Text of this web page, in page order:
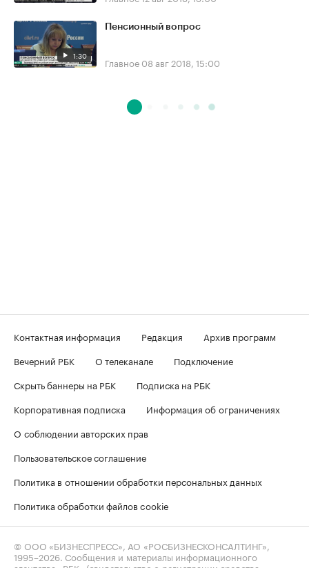
1:30
Пенсионный вопрос
Главное 08 авг 2018, 15:00
Контактная информация Редакция
Архив программ
Вечерний РБК
О телеканале
Подключение
Скрыть баннеры на РБК
Подписка на РБК
Корпоративная подписка
Информация об ограничениях
О соблюдении авторских прав
Пользовательское соглашение
Политика в отношении обработки персональных данных
Политика обработки файлов cookie
© ООО «БИЗНЕСПРЕСС», АО «РОСБИЗНЕСКОНСАЛТИНГ»,
1995–2026 . Сообщения и материалы информационного